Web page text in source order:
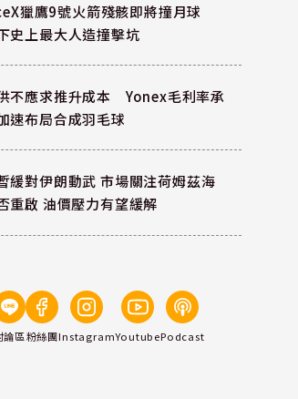
獵鷹9號火箭殘骸即將撞月球
史上最大人造撞擊坑
不應求推升成本 Yonex毛利率承
速布局合成羽毛球
緩對伊朗動武 市場關注荷姆茲海
重啟 油價壓力有望緩解
論區粉絲團InstagramYoutubePodcast